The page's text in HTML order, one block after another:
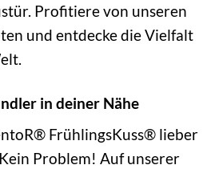
Profitiere von unseren
und entdecke die Vielfalt
in deiner Nähe
FrühlingsKuss® lieber
Problem! Auf unserer